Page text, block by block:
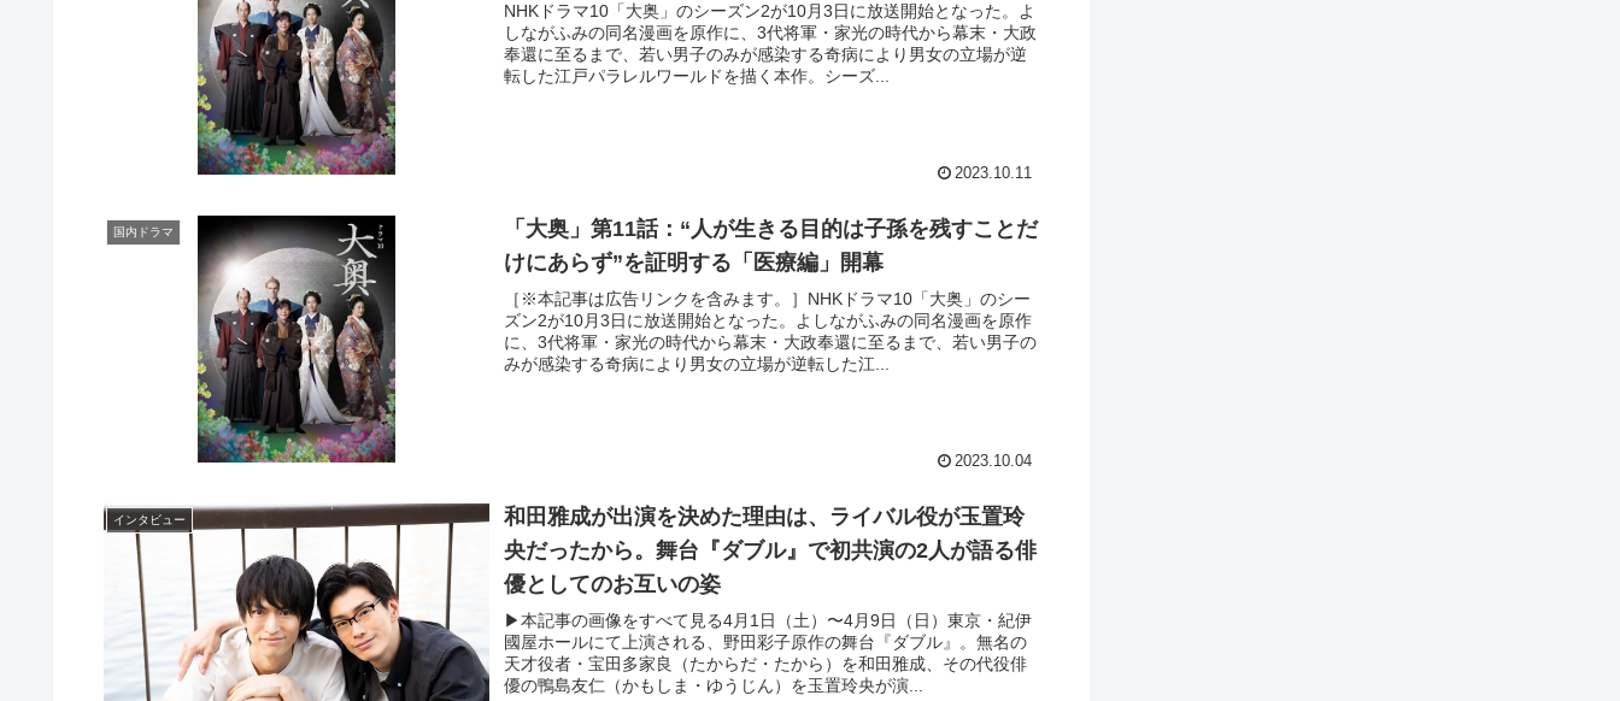
NHKドラマ10「大奥」のシーズン2が10月3日に放送開始となった。よ
しながふみの同名漫画を原作に、3代将軍・家光の時代から幕末・大政
奉還に至るまで、若い男子のみが感染する奇病により男女の立場が逆
転した江戸パラレルワールドを描く本作。シーズ...
2023.10.11
国内ドラマ
「大奥」第11話：“人が生きる目的は子孫を残すことだ
けにあらず”を証明する「医療編」開幕
［※本記事は広告リンクを含みます。］NHKドラマ10「大奥」のシー
ズン2が10月3日に放送開始となった。よしながふみの同名漫画を原作
に、3代将軍・家光の時代から幕末・大政奉還に至るまで、若い男子の
みが感染する奇病により男女の立場が逆転した江...
2023.10.04
インタビュー
和田雅成が出演を決めた理由は、ライバル役が玉置玲
央だったから。舞台『ダブル』で初共演の2人が語る俳
優としてのお互いの姿
▶︎本記事の画像をすべて見る4月1日（土）〜4月9日（日）東京・紀伊
國屋ホールにて上演される、野田彩子原作の舞台『ダブル』。無名の
天才役者・宝田多家良（たからだ・たから）を和田雅成、その代役俳
優の鴨島友仁（かもしま・ゆうじん）を玉置玲央が演...